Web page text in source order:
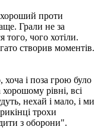
хороший проти
Грали не за
чого хотіли.
створив моментів.
хоча і поза грою було
рівні, всі
нехай і мало, і ми
трохи
з оборони".